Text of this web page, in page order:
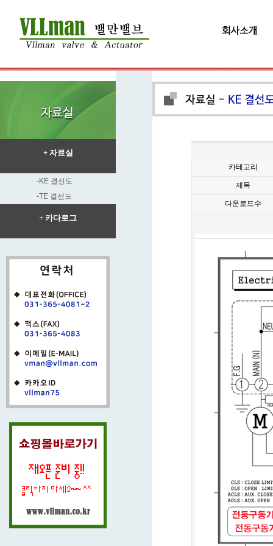
+ 자료실
-KE 결선도
-TE 결선도
+ 카다로그
카테고리
제목
다운로드수